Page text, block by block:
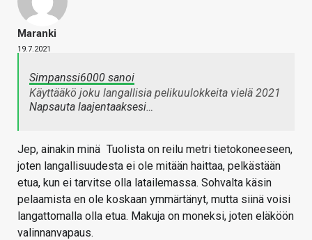
Maranki
19.7.2021
Simpanssi6000 sanoi
Käyttääkö joku langallisia pelikuulokkeita vielä 2021
Napsauta laajentaaksesi…
Jep, ainakin minä Tuolista on reilu metri tietokoneeseen,
joten langallisuudesta ei ole mitään haittaa, pelkästään
etua, kun ei tarvitse olla latailemassa. Sohvalta käsin
pelaamista en ole koskaan ymmärtänyt, mutta siinä voisi
langattomalla olla etua. Makuja on moneksi, joten eläköön
valinnanvapaus.